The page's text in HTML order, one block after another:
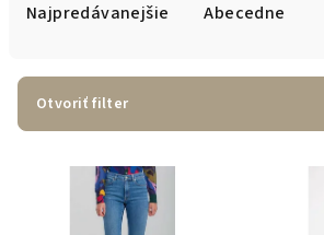
p
Najpredávanejšie Abecedne
Otvoriť filter